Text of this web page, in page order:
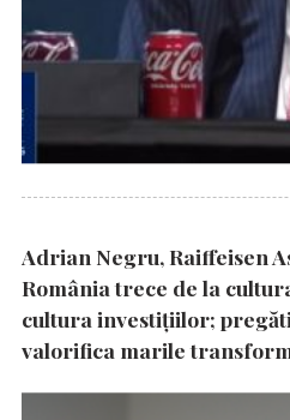
Adrian Negru, Raiffeisen
România trece de la
cultura investițiilor;
valorifica marile